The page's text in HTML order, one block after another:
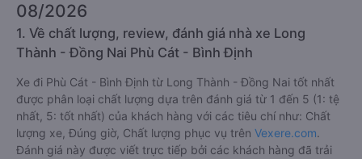
08/2026
1. Về chất lượng, review, đánh giá nhà xe Long
Thành - Đồng Nai Phù Cát - Bình Định
Xe đi Phù Cát - Bình Định từ Long Thành - Đồng Nai tốt nhất
được phân loại chất lượng dựa trên đánh giá từ 1 đến 5 (1: tệ
nhất, 5: tốt nhất) của khách hàng với các tiêu chí như: Chất
lượng xe, Đúng giờ, Chất lượng phục vụ trên Vexere.com.
Đánh giá này được viết trực tiếp bởi các khách hàng đã trải